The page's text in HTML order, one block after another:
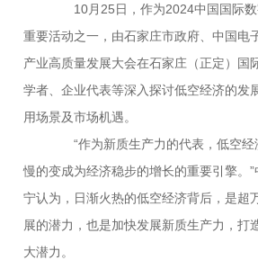
10月25日，作为2024中国国际数
重要活动之一，由石家庄市政府、中国电
产业高质量发展大会在石家庄（正定）国
学者、企业代表等深入探讨低空经济的发
用场景及市场机遇。
“作为新质生产力的代表，低空经
慢的变成为经济稳步的增长的重要引擎。
宁认为，日渐火热的低空经济背后，是超
展的潜力，也是加快发展新质生产力，打
大潜力。